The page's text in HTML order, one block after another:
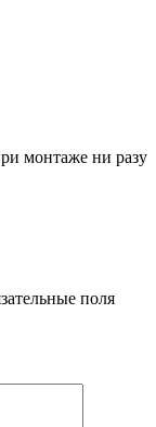
монтаже ни разу
поля